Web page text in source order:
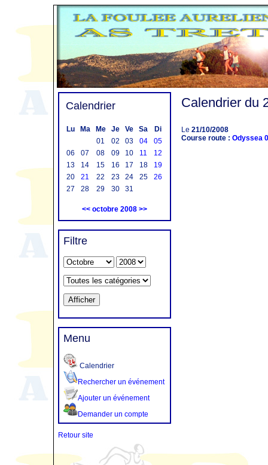
Calendrier
Lu Ma Me Je Ve Sa
Di
01
02 03 04
05
06
07 08 09 10 11
12
13
14 15 16 17 18
19
20
21 22 23 24 25
26
27
28 29 30 31
<< octobre 2008 >>
Filtre
Menu
Calendrier
Rechercher un événement
Ajouter un événement
Demander un compte
Retour site
Calendrier du
Le 21/10/2008
Course route : Odyssea